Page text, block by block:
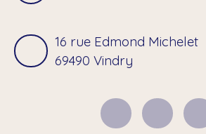
16 rue Edmond Michelet
69490 Vindry